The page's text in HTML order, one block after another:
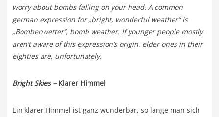
worry about bombs falling on your head. A common
german expression for „bright, wonderful weather“ is
„Bombenwetter“, bomb weather. If younger people mostly
aren’t aware of this expression’s origin, elder ones in their
eighties are, unfortunately.
Bright Skies –Klarer Himmel
Ein klarer Himmel ist ganz wunderbar, so lange man sich